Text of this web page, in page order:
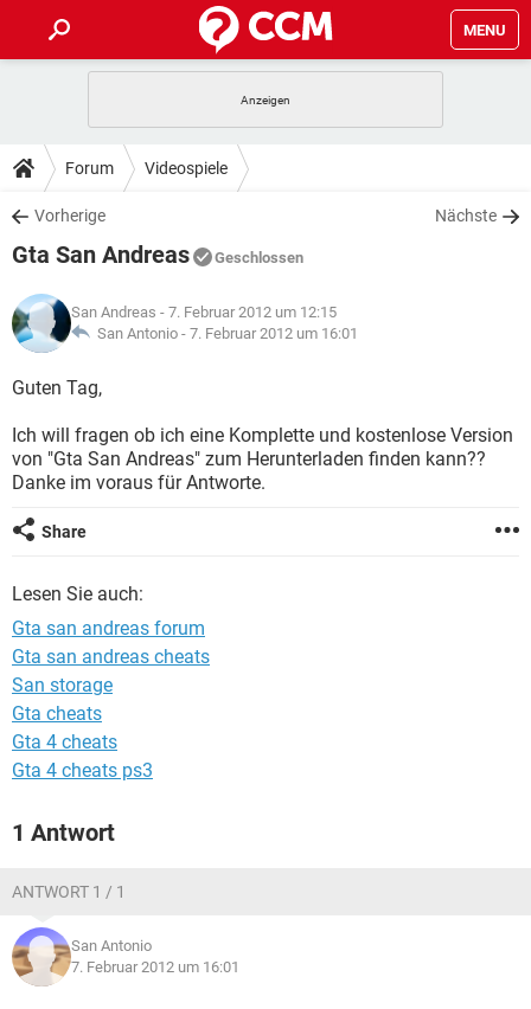
MENU
ANDROID
WINDOWS 10
WHATSAPP TIKTOK
FACEBOOK
TIPPS & TRICKS
SPIELE
WHATSAPP TIKTOK
FACEBOOK
DOWNLOADS
SPIELE STREAMING
ANDROID
WINDOWS 10 INSTAGRAM
WHATSAPP
SPIELE STREAMING
ANDROID
WINDOWS 10
WHATSAPP TIKTOK
FACEBOOK
LEXIKON
SPIELE
WINDOWS 10 INSTAGRAM
FACEBOOK
Forum Videospiele
Vorherige Nächste
Gta San Andreas Geschlossen
San Andreas - 7. Februar 2012 um 12:15
San Antonio - 7. Februar 2012 um 16:01
Guten Tag,
Ich will fragen ob ich eine Komplette und kostenlose Version
von "Gta San Andreas" zum Herunterladen finden kann??
Danke im voraus für Antworte.
Share
Lesen Sie auch:
Gta san andreas forum
Gta san andreas cheats
San storage
Gta cheats
Gta 4 cheats
Gta 4 cheats ps3
1 Antwort
ANTWORT 1 / 1
San Antonio
7. Februar 2012 um 16:01